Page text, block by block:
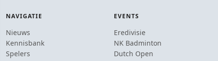
NAVIGATIE
Nieuws
Kennisbank
Spelers
EVENTS
Eredivisie
NK Badminton
Dutch Open